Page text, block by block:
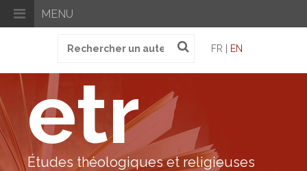
MENU
pour
FR | EN
etr
Études théologiques et religieuses